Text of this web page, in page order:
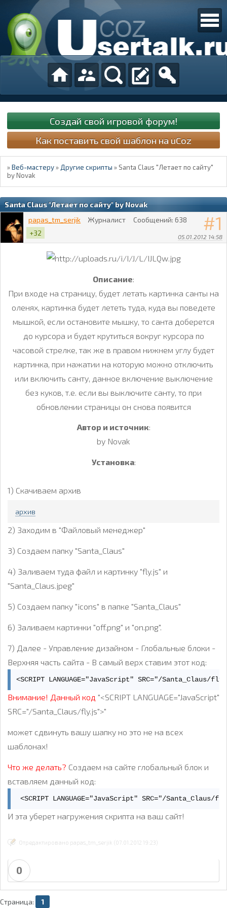
Создай свой игровой форум!
Как поставить свой шаблон на uCoz
»Веб-мастеру »Другие скрипты » Santa Claus "Летает по сайту"
by Novak
Santa Claus "Летает по сайту" by Novak
1
05.01.2012 14:58
papas_tm_serjik Журналист Сообщений: 638
+32
Описание:
При входе на страницу, будет летать картинка санты на
оленях, картинка будет лететь туда, куда вы поведете
мышкой, если остановите мышку, то санта доберется
до курсора и будет крутиться вокруг курсора по
часовой стрелке, так же в правом нижнем углу будет
картинка, при нажатии на которую можно отключить
или включить санту, данное включение выключение
без куков, т.е. если вы выключите санту, то при
обновлении страницы он снова появится
Автор и источник:
by Novak
Установка:
1) Скачиваем архив
архив
2) Заходим в "Файловый менеджер"
3) Создаем папку "Santa_Claus"
4) Заливаем туда файл и картинку "fly.js" и
"Santa_Claus.jpeg"
5) Создаем папку "icons" в папке "Santa_Claus"
6) Заливаем картинки "off.png" и "on.png".
7) Далее - Управление дизайном - Глобальные блоки -
Верхняя часть сайта - В самый верх ставим этот код:
<SCRIPT LANGUAGE="JavaScript" SRC="/Santa_Claus/
Внимание! Данный код "<SCRIPT LANGUAGE="JavaScript"
SRC="/Santa_Claus/fly.js">"
может сдвинуть вашу шапку но это не на всех
шаблонах!
Что же делать? Создаем на сайте глобальный блок и
вставляем данный код:
<SCRIPT LANGUAGE="JavaScript" SRC="/Santa_Claus/
И эта уберет нагружения скрипта на ваш сайт!
Отредактировано papas_tm_serjik (07.01.2012 19:23)
0
Страница: 1